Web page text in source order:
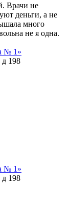
Врачи не
деньги, а не
много
не я одна.
№ 1 »
198
№ 1 »
198